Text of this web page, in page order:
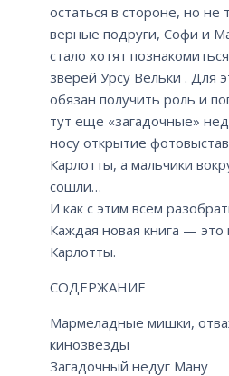
остаться в стороне, но не
верные подруги, Софи и
стало хотят
зверей Урсу Вельки . Для
обязан получить роль и
тут еще «загадочные»
носу открытие
Карлотты, а мальчики
сошли…
И как с этим всем
Каждая новая книга —
Карлотты.
СОДЕРЖАНИЕ
Мармеладные мишки,
кинозвёзды
Загадочный недуг Ману